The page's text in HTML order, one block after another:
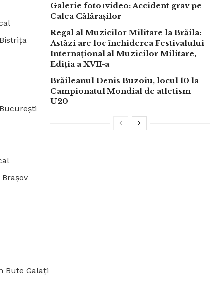
Galerie foto+video: Accident grav pe
Calea Călărașilor
Regal al Muzicilor Militare la Brăila:
Astăzi are loc închiderea Festivalului
Internațional al Muzicilor Militare,
Ediția a XVII-a
Brăileanul Denis Buzoiu, locul 10 la
Campionatul Mondial de atletism
U20
Bute Galați